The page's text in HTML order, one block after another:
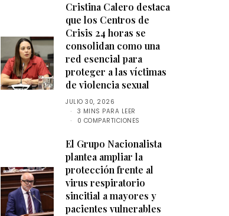
Cristina Calero destaca
que los Centros de
Crisis 24 horas se
consolidan como una
red esencial para
proteger a las víctimas
de violencia sexual
JULIO 30, 2026
3 MINS PARA LEER
0 COMPARTICIONES
El Grupo Nacionalista
plantea ampliar la
protección frente al
virus respiratorio
sincitial a mayores y
pacientes vulnerables